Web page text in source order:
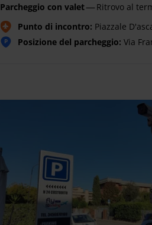
Parcheggio con valet— Ritrovo al
Punto di incontro: Piazzale
P Posizione del parcheggio: Via